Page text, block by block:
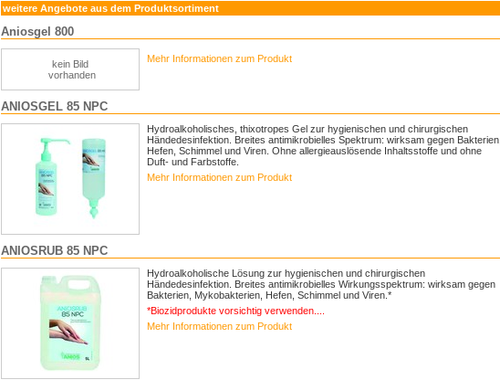
weitere Angebote aus dem Produktsortiment
Aniosgel 800
kein Bild
vorhanden
Mehr Informationen zum Produkt
ANIOSGEL 85 NPC
Hydroalkoholisches, thixotropes Gel zur hygienischen und chirurgischen
Händedesinfektion. Breites antimikrobielles Spektrum: wirksam gegen Bakterien,
Hefen, Schimmel und Viren. Ohne allergieauslösende Inhaltsstoffe und ohne
Duft- und Farbstoffe.
Mehr Informationen zum Produkt
ANIOSRUB 85 NPC
Hydroalkoholische Lösung zur hygienischen und chirurgischen
Händedesinfektion. Breites antimikrobielles Wirkungsspektrum: wirksam gegen
Bakterien, Mykobakterien, Hefen, Schimmel und Viren.*
*Biozidprodukte vorsichtig verwenden....
Mehr Informationen zum Produkt